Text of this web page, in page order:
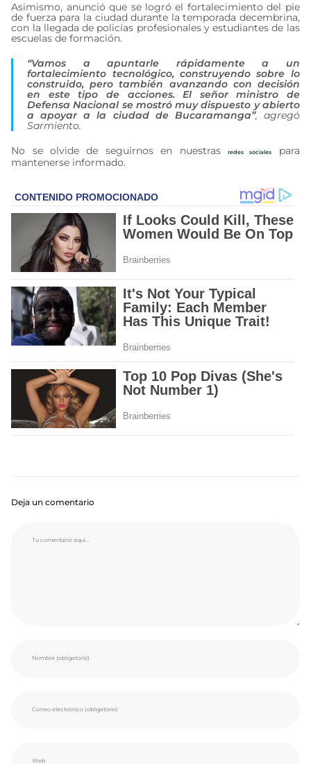
Asimismo, anunció que se logró el fortalecimiento del pie
de fuerza para la ciudad durante la temporada decembrina,
con la llegada de policías profesionales y estudiantes de las
escuelas de formación.
“Vamos a apuntarle rápidamente a un
fortalecimiento tecnológico, construyendo sobre lo
construido, pero también avanzando con decisión
en este tipo de acciones. El señor ministro de
Defensa Nacional se mostró muy dispuesto y abierto
a apoyar a la ciudad de Bucaramanga”, agregó
Sarmiento.
No se olvide de seguirnos en nuestras
redes sociales
para
mantenerse informado.
Deja un comentario